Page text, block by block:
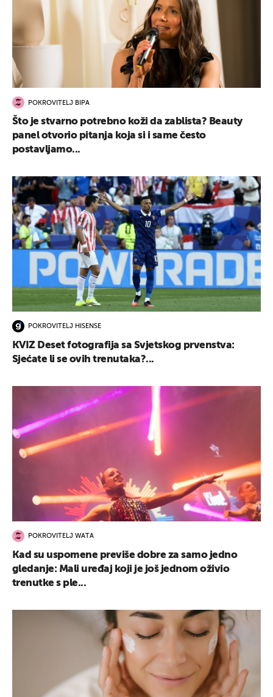
POKROVITELJ BIPA
Što je stvarno potrebno koži da zablista? Beauty
panel otvorio pitanja koja si i same često
postavljamo...
POKROVITELJ HISENSE
KVIZ Deset fotografija sa Svjetskog prvenstva:
Sjećate li se ovih trenutaka?...
POKROVITELJ WATA
Kad su uspomene previše dobre za samo jedno
gledanje: Mali uređaj koji je još jednom oživio
trenutke s ple...